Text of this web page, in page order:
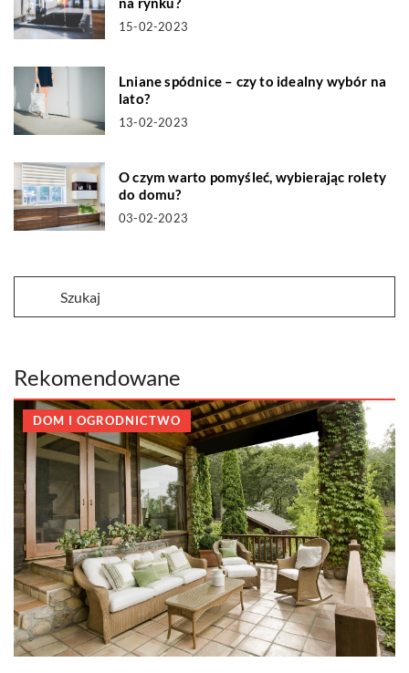
15-02-2023
Lniane spódnice – czy to idealny wybór na
lato?
13-02-2023
O czym warto pomyśleć, wybierając rolety
do domu?
03-02-2023
Rekomendowane
DOM I OGRODNICTWO